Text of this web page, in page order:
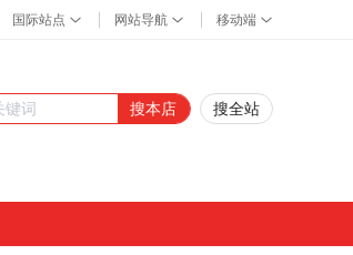
搜本店 搜全站